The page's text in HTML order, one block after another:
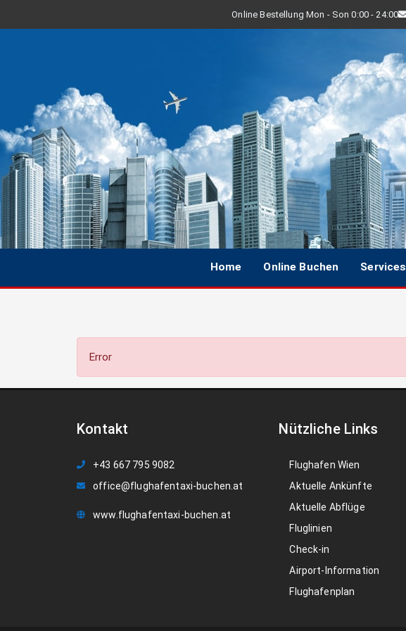
Online Bestellung Mon - Son 0:00 - 24:00
Home Online Buchen Services
Error
Kontakt
+43 667 795 9082
office@flughafentaxi-buchen.at
www.flughafentaxi-buchen.at
Nützliche Links
Flughafen Wien
Aktuelle Ankünfte
Aktuelle Abflüge
Fluglinien
Check-in
Airport-Information
Flughafenplan